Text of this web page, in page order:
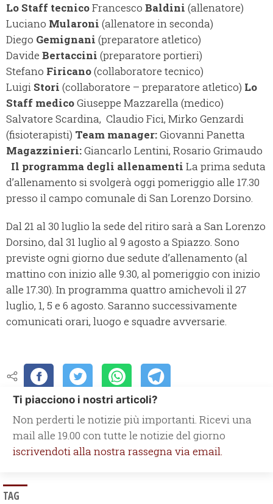
Lo Staff tecnicoFrancesco Baldini (allenatore)
Luciano Mularoni (allenatore in seconda)
Diego Gemignani (preparatore atletico)
Davide Bertaccini (preparatore portieri)
Stefano Firicano(collaboratore tecnico)
Luigi Stori (collaboratore – preparatore atletico) Lo
Staff medicoGiuseppe Mazzarella (medico)
Salvatore Scardina, Claudio Fici, Mirko Genzardi
(fisioterapisti) Team manager:Giovanni Panetta
Magazzinieri:Giancarlo Lentini, Rosario Grimaudo
Il programma degli allenamenti La prima seduta
d’allenamento si svolgerà oggi pomeriggio alle 17.30
presso il campo comunale di San Lorenzo Dorsino.
Dal 21 al 30 luglio la sede del ritiro sarà a San Lorenzo
Dorsino, dal 31 luglio al 9 agosto a Spiazzo. Sono
previste ogni giorno due sedute d’allenamento (al
mattino con inizio alle 9.30, al pomeriggio con inizio
alle 17.30). In programma quattro amichevoli il 27
luglio, 1, 5 e 6 agosto. Saranno successivamente
comunicati orari, luogo e squadre avversarie.
Ti piacciono i nostri articoli?
Non perderti le notizie più importanti. Ricevi una
mail alle 19.00 con tutte le notizie del giorno
iscrivendoti alla nostra rassegna via email.
TAG